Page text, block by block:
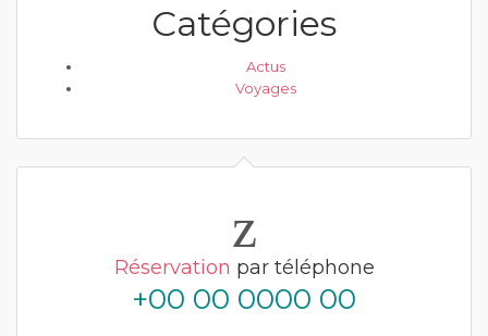
Catégories
Actus
Voyages
Réservation par téléphone
+00 00 0000 00